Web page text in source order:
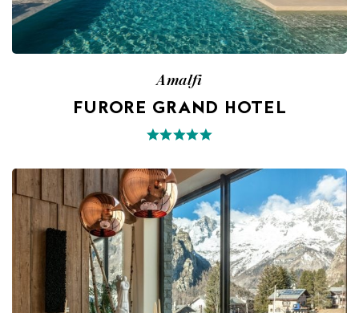
Amalfi
FURORE GRAND HOTEL